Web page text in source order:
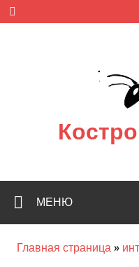
Skip
content
МЕНЮ
Главная страница »